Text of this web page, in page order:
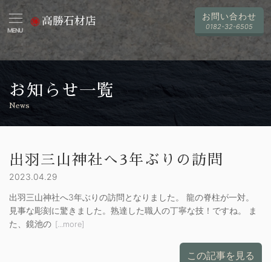
MENU
高勝石材店 お問い合わせ
0182-32-6505
お知らせ一覧
News
出羽三山神社へ3年ぶりの訪問
2023.04.29
出羽三山神社へ3年ぶりの訪問となりました。 龍の脊柱が一対。
見事な彫刻に驚きました。熟達した職人の丁寧な技！ですね。 ま
た、鏡池の [...more]
この記事を見る